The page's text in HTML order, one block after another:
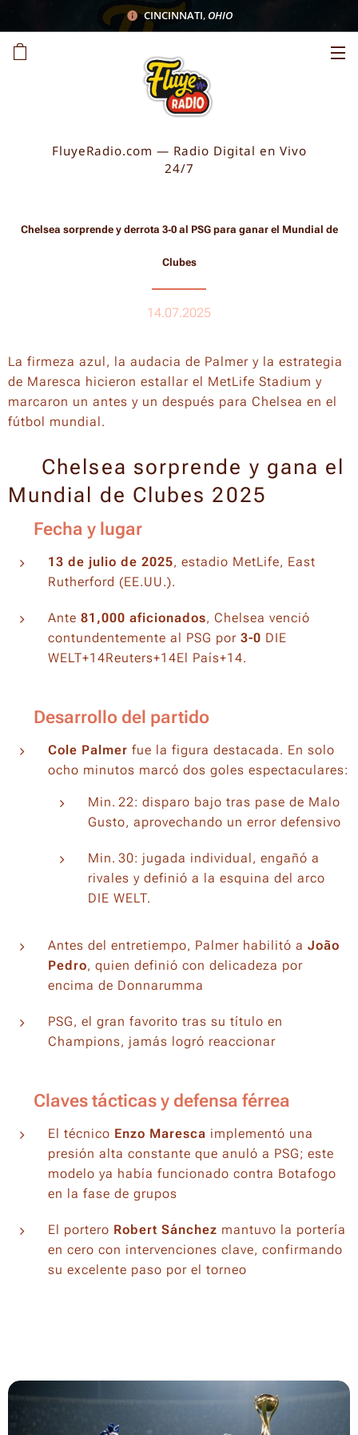
CINCINNATI,OHIO
FluyeRadio.com — Radio Digital en Vivo
24/7
Chelsea sorprende y derrota 3‑0 al PSG para ganar el Mundial de
Clubes
14.07.2025
La firmeza azul, la audacia de Palmer y la estrategia
de Maresca hicieron estallar el MetLife Stadium y
marcaron un antes y un después para Chelsea en el
fútbol mundial. 🥇⚽
🏆 Chelsea sorprende y gana el
Mundial de Clubes 2025
📅 Fecha y lugar
13 de julio de 2025, estadio MetLife, East
Rutherford (EE.UU.).
Ante 81,000 aficionados, Chelsea venció
contundentemente al PSG por 3-0 DIE
WELT+14Reuters+14El País+14.
⚽ Desarrollo del partido
Cole Palmer fue la figura destacada. En solo
ocho minutos marcó dos goles espectaculares:
Min. 22: disparo bajo tras pase de Malo
Gusto, aprovechando un error defensivo
Min. 30: jugada individual, engañó a
rivales y definió a la esquina del arco
DIE WELT.
Antes del entretiempo, Palmer habilitó a João
Pedro, quien definió con delicadeza por
encima de Donnarumma
PSG, el gran favorito tras su título en
Champions, jamás logró reaccionar
🛡️ Claves tácticas y defensa férrea
El técnico Enzo Maresca implementó una
presión alta constante que anuló a PSG; este
modelo ya había funcionado contra Botafogo
en la fase de grupos
El portero Robert Sánchez mantuvo la portería
en cero con intervenciones clave, confirmando
su excelente paso por el torneo